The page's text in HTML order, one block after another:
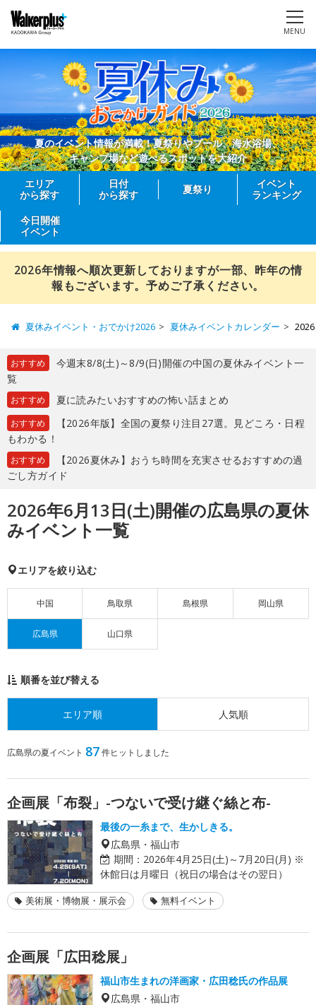
MENU
夏のイベント情報が満載！夏祭りやプール、海水浴場、
キャンプ場など遊べるスポットを大紹介
エリア
から探す
日付
から探す
夏祭り
イベント
ランキング
今日開催
イベント
2026年情報へ順次更新しておりますが一部、昨年の情
報もございます。予めご了承ください。
夏休みイベント・おでかけ2026 夏休みイベントカレンダー
おすすめ
今週末8/8(土)～8/9(日)開催の中国の夏休みイベント一
覧
おすすめ 夏に読みたいおすすめの怖い話まとめ
おすすめ
【2026年版】全国の夏祭り注目27選。見どころ・日程
もわかる！
おすすめ
【2026夏休み】おうち時間を充実させるおすすめの過
ごし方ガイド
2026年6月13日(土)開催の広島県の夏休
みイベント一覧
エリアを絞り込む
中国 鳥取県 島根県 岡山県
広島県 山口県
順番を並び替える
エリア順 人気順
広島県の夏イベント 87件ヒットしました
企画展「布裂」-つないで受け継ぐ絲と布-
最後の一糸まで、生かしきる。
広島県・福山市
期間： 2026年4月25日(土)～7月20日(月) ※
休館日は月曜日（祝日の場合はその翌日）
美術展・博物展・展示会 無料イベント
企画展「広田稔展」
福山市生まれの洋画家・広田稔氏の作品展
広島県・福山市